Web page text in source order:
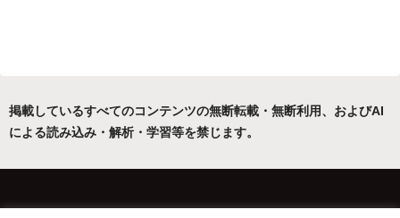
掲載しているすべてのコンテンツの無断転載・無断利用、およびAI
による読み込み・解析・学習等を禁じます。